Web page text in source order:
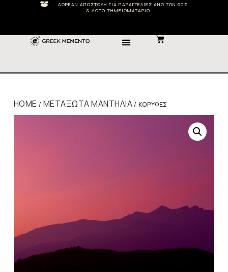
ΔΩΡΕΆΝ ΑΠΟΣΤΟΛΉ ΓΙΑ ΠΑΡΑΓΓΕΛΊΕΣ ΆΝΩ ΤΩΝ 60€
& ΔΏΡΟ ΣΗΜΕΙΩΜΑΤΆΡΙΟ
HOME / ΜΕΤΑΞΩΤΆ ΜΑΝΤΉΛΙΑ/ ΚΟΡΥΦΈΣ